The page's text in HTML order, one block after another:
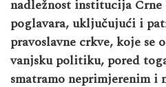
nadležnost institucija
poglavara, uključujući i
pravoslavne crkve, koje se
vanjsku politiku, pored
smatramo neprimjerenim i